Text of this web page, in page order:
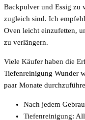
Backpulver und Essig zu
zugleich sind. Ich
Oven leicht einzufetten,
zu verlängern.
Viele Käufer haben die
Tiefenreinigung Wunder
paar Monate
Nach jedem
Tiefenreinigung: